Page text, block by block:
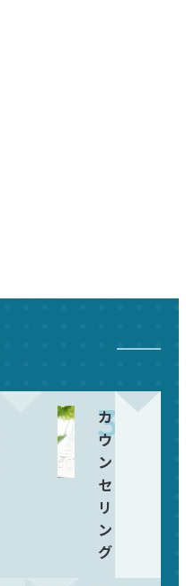
3
カ
ウ
ン
セ
リ
ン
グ